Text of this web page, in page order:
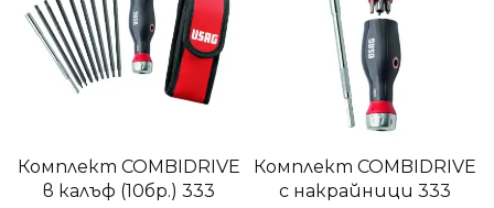
Комплект COMBIDRIVE
в калъф (10бр.) 333
Комплект COMBIDRIVE
с накрайници 333